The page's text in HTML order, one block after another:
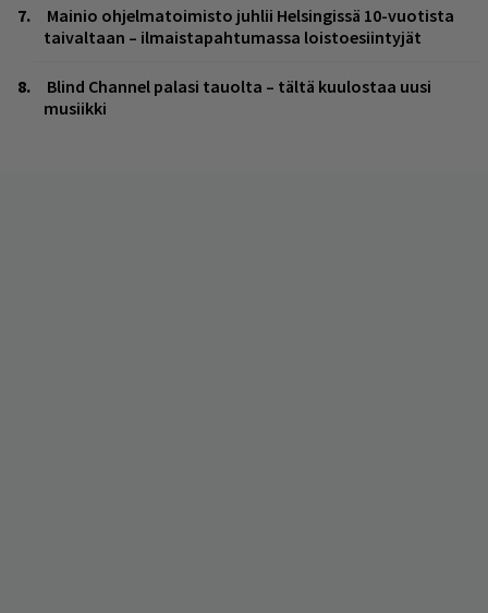
Mainio ohjelmatoimisto juhlii Helsingissä 10-vuotista
taivaltaan – ilmaistapahtumassa loistoesiintyjät
Blind Channel palasi tauolta – tältä kuulostaa uusi
musiikki